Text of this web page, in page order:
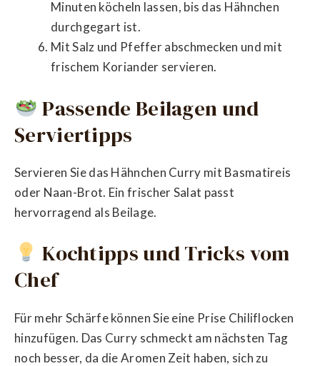
Minuten köcheln lassen, bis das Hähnchen
durchgegart ist.
Mit Salz und Pfeffer abschmecken und mit
frischem Koriander servieren.
Passende Beilagen und
Serviertipps
Servieren Sie das Hähnchen Curry mit Basmatireis
oder Naan-Brot. Ein frischer Salat passt
hervorragend als Beilage.
Kochtipps und Tricks vom
Chef
Für mehr Schärfe können Sie eine Prise Chiliflocken
hinzufügen. Das Curry schmeckt am nächsten Tag
noch besser, da die Aromen Zeit haben, sich zu